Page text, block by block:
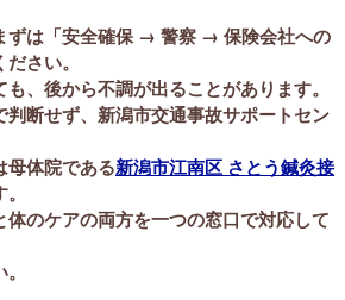
ずは「安全確保 → 警察 → 保険会社への
さい。
、後から不調が出ることがあります。
断せず、新潟市交通事故サポートセン
母体院である新潟市江南区 さとう鍼灸接
のケアの両方を一つの窓口で対応して